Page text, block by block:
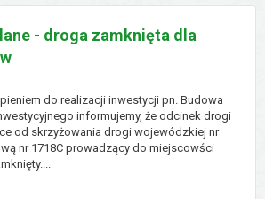
- droga zamknięta dla
do realizacji inwestycji pn. Budowa
informujemy, że odcinek drogi
od skrzyżowania drogi wojewódzkiej nr
nr 1718C prowadzący do miejscowści